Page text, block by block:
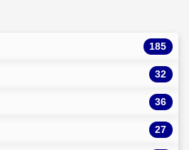
185
32
36
27